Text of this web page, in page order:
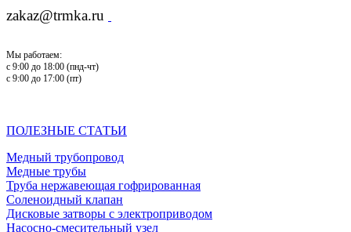
zakaz@trmka.ru
Мы работаем:
с 9:00 до 18:00 (пнд-чт)
с 9:00 до 17:00 (пт)
ПОЛЕЗНЫЕ СТАТЬИ
Медный трубопровод
Медные трубы
Труба нержавеющая гофрированная
Соленоидный клапан
Дисковые затворы с электроприводом
Насосно-смесительный узел